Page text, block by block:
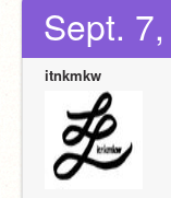
Sept.
itnkmkw